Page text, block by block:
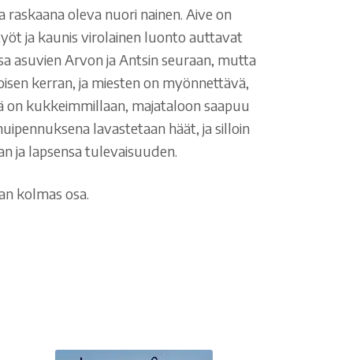
oleva nuori nainen. Aive on
ja kaunis virolainen luonto auttavat
asuvien Arvon ja Antsin seuraan, mutta
kerran, ja miesten on myönnettävä,
on kukkeimmillaan, majataloon saapuu
lavastetaan häät, ja silloin
ja lapsensa tulevaisuuden.
kolmas osa.